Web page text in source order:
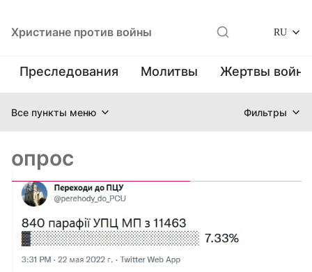
Христиане против войны RU
Преследования Молитвы Жертвы
Все пункты меню Фильтры
опрос